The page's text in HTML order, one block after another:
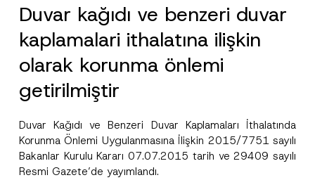
Duvar kağıdı ve benzeri duvar
kaplamalari ithalatına ilişkin
olarak korunma önlemi
getirilmiştir
Duvar Kağıdı ve Benzeri Duvar Kaplamaları İthalatında
Korunma Önlemi Uygulanmasına İlişkin 2015/7751 sayılı
Bakanlar Kurulu Kararı 07.07.2015 tarih ve 29409 sayılı
Resmi Gazete’de yayımlandı.